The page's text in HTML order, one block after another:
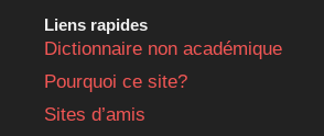
Liens rapides
Dictionnaire non académique
Pourquoi ce site?
Sites d’amis